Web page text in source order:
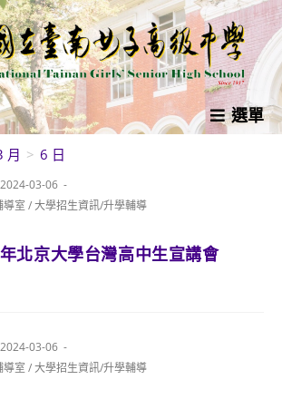
選單
月 > 6 日
2024-03-06
導室 /大學招生資訊/升學輔導
年北京大學台灣高中生宣講會
2024-03-06
導室 /大學招生資訊/升學輔導